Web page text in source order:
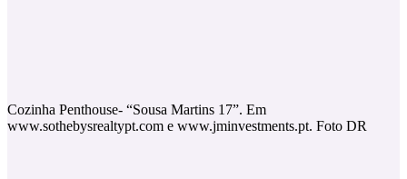
Cozinha Penthouse- “Sousa Martins 17”. Em
www.sothebysrealtypt.com e www.jminvestments.pt. Foto DR